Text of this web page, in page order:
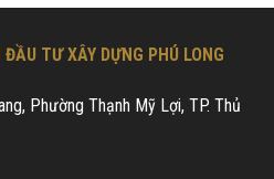
TƯ XÂY DỰNG PHÚ LONG
Phường Thạnh Mỹ Lợi, TP. Thủ